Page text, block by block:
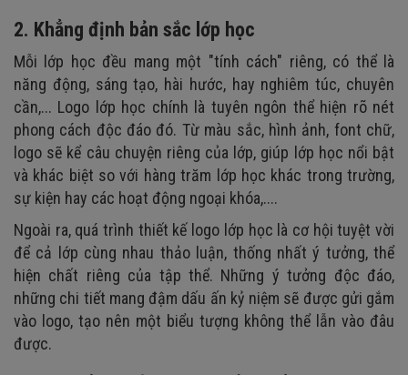
2. Khẳng định bản sắc lớp học
Mỗi lớp học đều mang một "tính cách" riêng, có thể là
năng động, sáng tạo, hài hước, hay nghiêm túc, chuyên
cần,... Logo lớp học chính là tuyên ngôn thể hiện rõ nét
phong cách độc đáo đó. Từ màu sắc, hình ảnh, font chữ,
logo sẽ kể câu chuyện riêng của lớp, giúp lớp học nổi bật
và khác biệt so với hàng trăm lớp học khác trong trường,
sự kiện hay các hoạt động ngoại khóa,....
Ngoài ra, quá trình thiết kế logo lớp học là cơ hội tuyệt vời
để cả lớp cùng nhau thảo luận, thống nhất ý tưởng, thể
hiện chất riêng của tập thể. Những ý tưởng độc đáo,
những chi tiết mang đậm dấu ấn kỷ niệm sẽ được gửi gắm
vào logo, tạo nên một biểu tượng không thể lẫn vào đâu
được.